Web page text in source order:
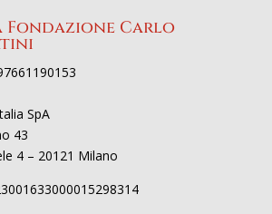
Fondazione Carlo
SpA
43
4 – 20121 Milano